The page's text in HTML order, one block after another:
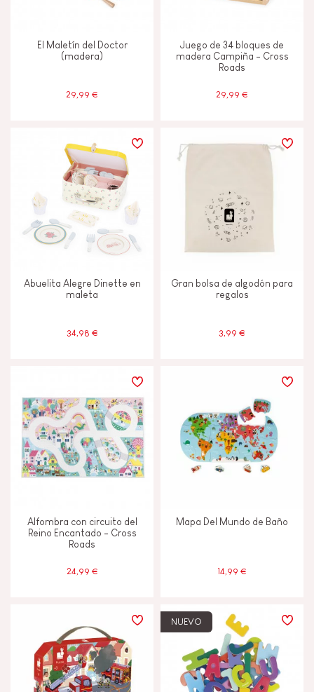
El Maletín del Doctor
(madera)
29,99 €
Juego de 34 bloques de
madera Campiña - Cross
Roads
29,99 €
Abuelita Alegre Dinette en
maleta
34,98 €
Gran bolsa de algodón para
regalos
3,99 €
Alfombra con circuito del
Reino Encantado - Cross
Roads
24,99 €
Mapa Del Mundo de Baño
14,99 €
NUEVO